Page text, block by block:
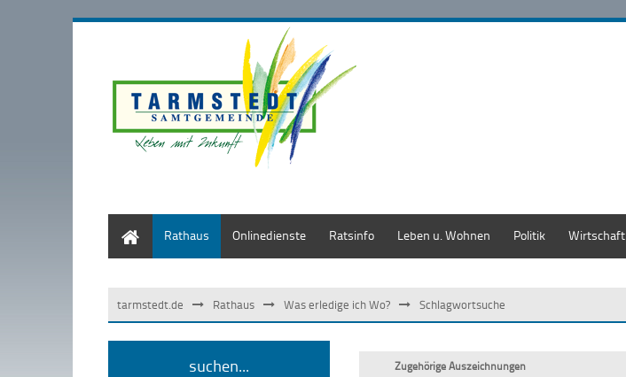
Rathaus Onlinedienste Ratsinfo Leben u. Wohnen Politik Wirtschaft
tarmstedt.de Rathaus Was erledige ich Wo? Schlagwortsuche
suchen... Zugehörige Auszeichnungen